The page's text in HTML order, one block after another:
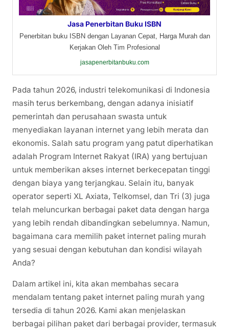
Jasa Penerbitan Buku ISBN
Penerbitan buku ISBN dengan Layanan Cepat, Harga Murah dan
Kerjakan Oleh Tim Profesional
jasapenerbitanbuku.com
Pada tahun 2026, industri telekomunikasi di Indonesia
masih terus berkembang, dengan adanya inisiatif
pemerintah dan perusahaan swasta untuk
menyediakan layanan internet yang lebih merata dan
ekonomis. Salah satu program yang patut diperhatikan
adalah Program Internet Rakyat (IRA) yang bertujuan
untuk memberikan akses internet berkecepatan tinggi
dengan biaya yang terjangkau. Selain itu, banyak
operator seperti XL Axiata, Telkomsel, dan Tri (3) juga
telah meluncurkan berbagai paket data dengan harga
yang lebih rendah dibandingkan sebelumnya. Namun,
bagaimana cara memilih paket internet paling murah
yang sesuai dengan kebutuhan dan kondisi wilayah
Anda?
Dalam artikel ini, kita akan membahas secara
mendalam tentang paket internet paling murah yang
tersedia di tahun 2026. Kami akan menjelaskan
berbagai pilihan paket dari berbagai provider, termasuk